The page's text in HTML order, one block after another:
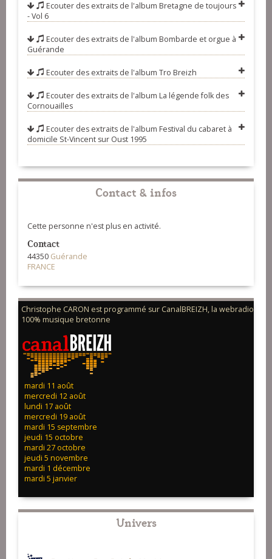
Ecouter des extraits de l'album Bretagne de toujours
- Vol 6
Ecouter des extraits de l'album Bombarde et orgue à
Guérande
Ecouter des extraits de l'album Tro Breizh
Ecouter des extraits de l'album La légende folk des
Cornouailles
Ecouter des extraits de l'album Festival du cabaret à
domicile St-Vincent sur Oust 1995
Contact & infos
Cette personne n'est plus en activité.
Contact
44350 Guérande
FRANCE
Christophe CARON est programmé sur CanalBREIZH, la webradio
100% musique bretonne
mardi 11 août
mercredi 12 août
lundi 17 août
mercredi 19 août
mardi 15 septembre
jeudi 15 octobre
mardi 27 octobre
jeudi 5 novembre
mardi 1 décembre
mardi 5 janvier
Univers